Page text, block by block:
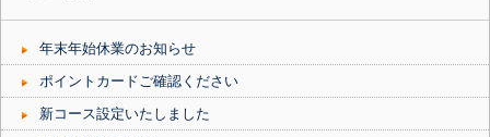
年末年始休業のお知らせ
ポイントカードご確認ください
新コース設定いたしました